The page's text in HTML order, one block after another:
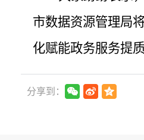
市数据资源管理局
化赋能政务服务提
分享到：